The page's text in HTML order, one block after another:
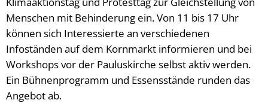
Menschen mit Behinderung ein. Von 11 bis 17 Uhr
können sich Interessierte an verschiedenen
Infoständen auf dem Kornmarkt informieren und bei
Workshops vor der Pauluskirche selbst aktiv werden.
Ein Bühnenprogramm und Essensstände runden das
Angebot ab.